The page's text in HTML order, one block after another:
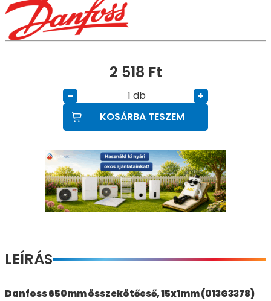
2 518 Ft
– db
+
KOSÁRBA TESZEM
LEÍRÁS
Danfoss 650mm összekötőcső, 15x1mm (013G3378)